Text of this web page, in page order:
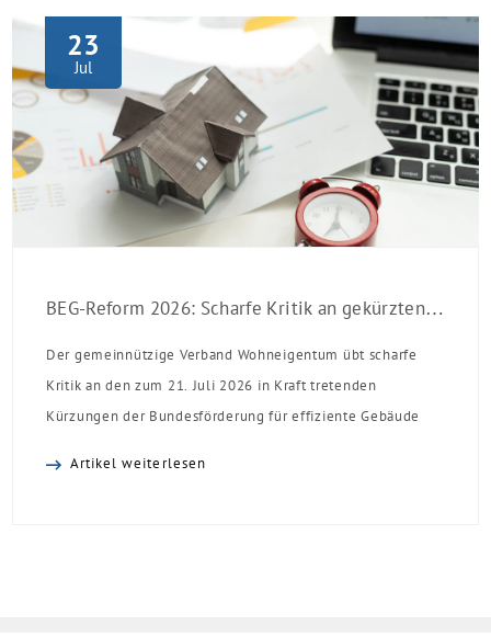
23
Jul
BEG-Reform 2026: Scharfe Kritik an gekürzten Sanierungsförderungen
Der gemeinnützige Verband Wohneigentum übt scharfe
Kritik an den zum 21. Juli 2026 in Kraft tretenden
Kürzungen der Bundesförderung für effiziente Gebäude
Artikel weiterlesen